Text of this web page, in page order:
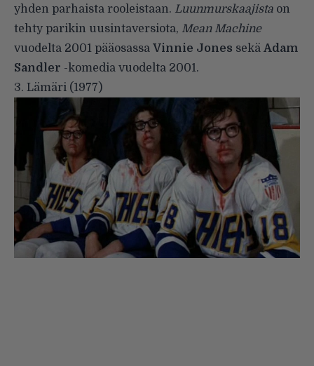
yhden parhaista rooleistaan. Luunmurskaajista on
tehty parikin uusintaversiota, Mean Machine
vuodelta 2001 pääosassa Vinnie Jones sekä Adam
Sandler -komedia vuodelta 2001.
3. Lämäri (1977)